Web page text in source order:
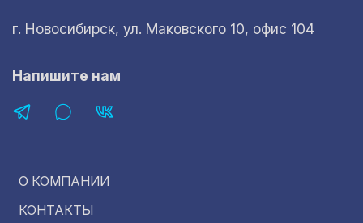
О КОМПАНИИ
КОНТАКТЫ
г. Новосибирск, ул. Маковского 10, офис 104
Напишите нам